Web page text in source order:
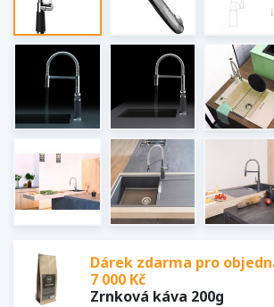
Dárek zdarma pro
7 000 Kč
Zrnková káva 200g